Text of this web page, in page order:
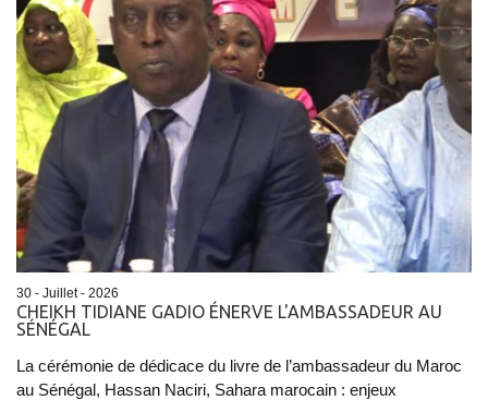
30 - Juillet - 2026
CHEIKH TIDIANE GADIO ÉNERVE L'AMBASSADEUR AU
SÉNÉGAL
La cérémonie de dédicace du livre de l’ambassadeur du Maroc
au Sénégal, Hassan Naciri, Sahara marocain : enjeux